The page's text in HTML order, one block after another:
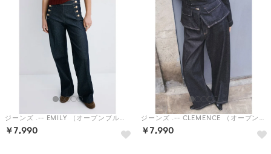
ジーンズ .-- EMILY （オープンブルー）
￥7,990
ジーンズ .-- CLEMENCE （オープンブルー）
￥7,990